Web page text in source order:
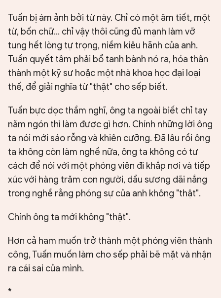
Tuấn bị ám ảnh bởi từ này. Chỉ có một âm tiết, một
từ, bốn chữ... chỉ vậy thôi cũng đủ mạnh làm vỡ
tung hết lòng tự trọng, niềm kiêu hãnh của anh.
Tuấn quyết tâm phải bổ tanh bành nó ra, hóa thân
thành một kỹ sư hoặc một nhà khoa học đại loại
thế, để giải nghĩa từ "thật" cho sếp biết.
Tuấn bực dọc thầm nghĩ, ông ta ngoài biết chỉ tay
năm ngón thì làm được gì hơn. Chính những lời ông
ta nói mới sáo rỗng và khiên cưỡng. Đã lâu rồi ông
ta không còn làm nghề nữa, ông ta không có tư
cách để nói với một phóng viên đi khắp nơi và tiếp
xúc với hàng trăm con người, dầu sương dãi nắng
trong nghề rằng phóng sự của anh không "thật".
Chính ông ta mới không "thật".
Hơn cả ham muốn trở thành một phóng viên thành
công, Tuấn muốn làm cho sếp phải bẽ mặt và nhận
ra cái sai của mình.
*